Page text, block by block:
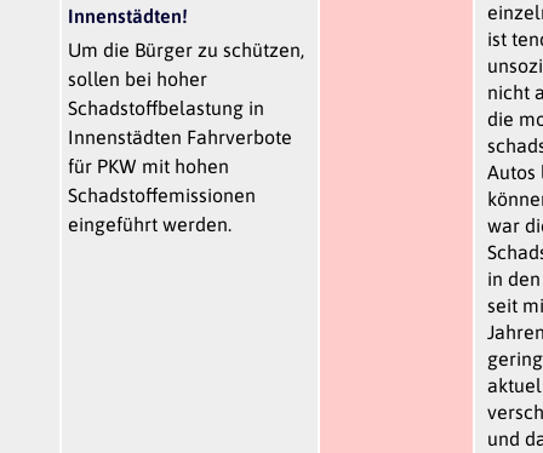
Innenstädten!
Um die Bürger zu schützen,
sollen bei hoher
Schadstoffbelastung in
Innenstädten Fahrverbote
für PKW mit hohen
Schadstoffemissionen
eingeführt werden.
ist
nicht
die
Autos
war
in
seit
und